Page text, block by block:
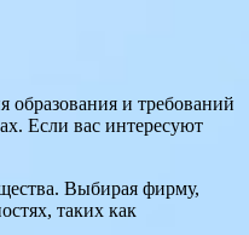
образования и требований
Если вас интересуют
Выбирая фирму,
таких как